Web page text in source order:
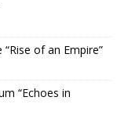
of an Empire”
“Echoes in